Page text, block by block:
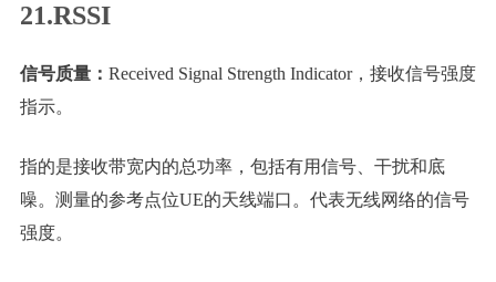
21.RSSI
信号质量： Received Signal Strength Indicator，接收信号强度
指示。
指的是接收带宽内的总功率，包括有用信号、干扰和底
噪。测量的参考点位UE的天线端口。代表无线网络的信号
强度。